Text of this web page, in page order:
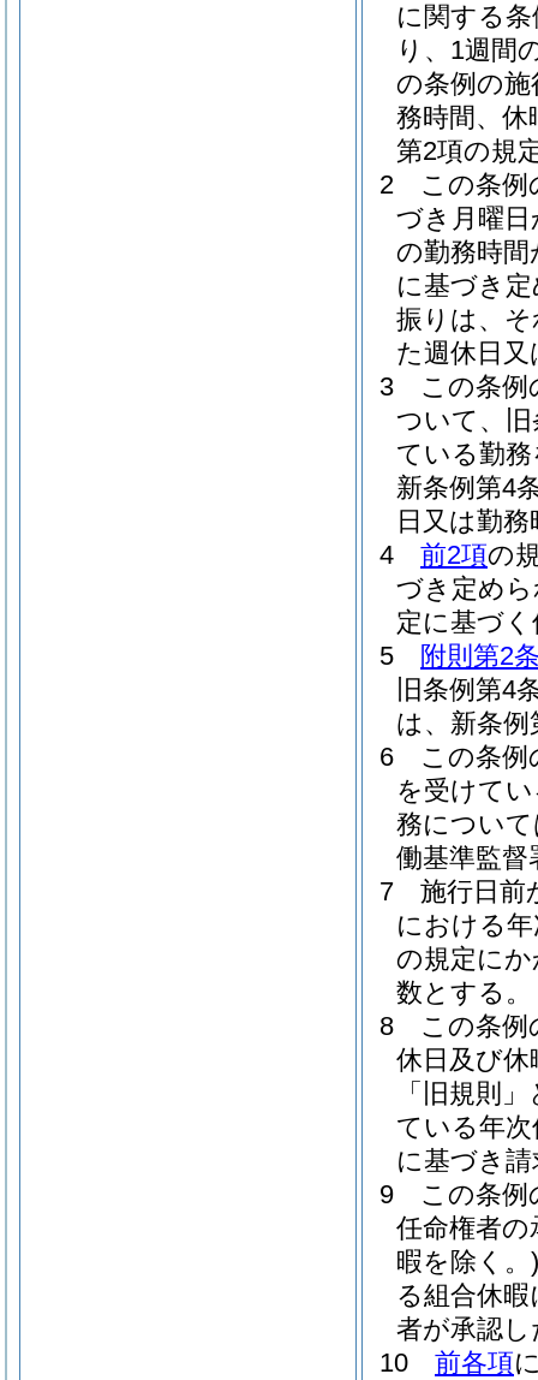
に関する条
り、1週間
の条例の施
務時間、休
第2項の規
2
この条例
づき月曜
の勤務時
に基づき
振りは、
た週休日
3
この条例
ついて、
ている勤
新条例第4
日又は勤
4
前2項の
づき定め
定に基づ
5
附則第2
旧条例第4
は、新条
6
この条例
を受けて
務につい
働基準監
7
施行日前
における
の規定に
数とする。
8
この条例
休日及び
「旧規則
ている年
に基づき
9
この条例
任命権者
暇を除く。)
る組合休
者が承認
10
前各項